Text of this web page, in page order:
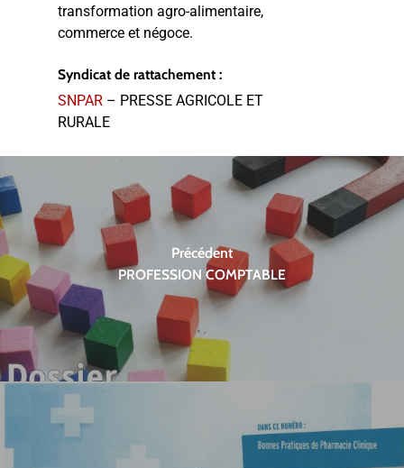
transformation agro-alimentaire,
commerce et négoce.
Syndicat de rattachement :
SNPAR – PRESSE AGRICOLE ET
RURALE
Précédent
PROFESSION COMPTABLE